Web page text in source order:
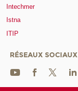
Intechmer
Istna
ITIP
RÉSEAUX SOCIAUX